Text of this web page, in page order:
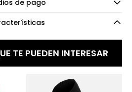
de pago
TE PUEDEN INTERESAR